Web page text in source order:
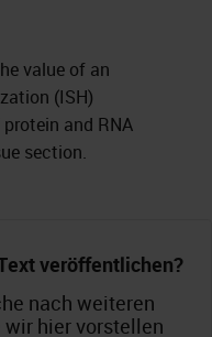
value of an
(ISH)
and RNA
section.
veröffentlichen?
nach weiteren
hier vorstellen